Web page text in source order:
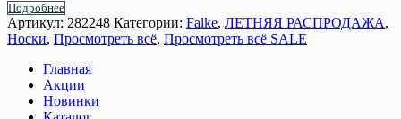
Подробнее
Артикул: 282248 Категории: Falke, ЛЕТНЯЯ РАСПРОДАЖА,
Носки, Просмотреть всё, Просмотреть всё SALE
Главная
Акции
Новинки